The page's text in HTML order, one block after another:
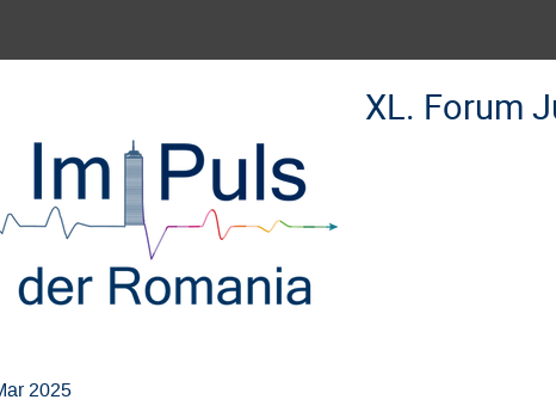
XL. Forum
2025